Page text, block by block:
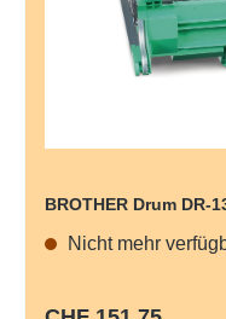
BROTHER Drum DR-
Nicht mehr